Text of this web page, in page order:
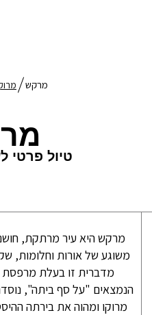
מרקש
טיול פרטי
מרקש היא עיר מרתקת,
משוגע של אורות וחלומות,
מדברית זו בעלת מרפסת
הנמצאים "על סף ביתה",
מרוקו ומהוה את בירתה